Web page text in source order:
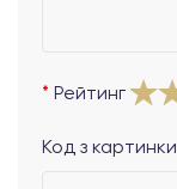
Рейтинг
Код з картинки